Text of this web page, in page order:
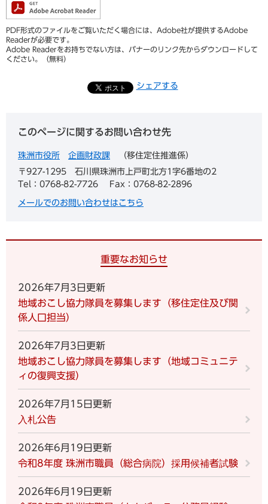
PDF形式のファイルをご覧いただく場合には、Adobe社が提供するAdobe
Readerが必要です。
Adobe Readerをお持ちでない方は、バナーのリンク先からダウンロードして
ください。（無料）
シェアする
このページに関するお問い合わせ先
珠洲市役所 企画財政課
移住定住推進係
〒927-1295
石川県珠洲市上戸町北方1字6番地の2
Tel：0768-82-7726
Fax：0768-82-2896
メールでのお問い合わせはこちら
重要なお知らせ
2026年7月3日更新
地域おこし協力隊員を募集します（移住定住及び関
係人口担当）
2026年7月3日更新
地域おこし協力隊員を募集します（地域コミュニテ
ィの復興支援）
2026年7月15日更新
入札公告
2026年6月19日更新
令和8年度 珠洲市職員（総合病院）採用候補者試験
2026年6月19日更新